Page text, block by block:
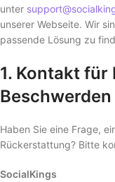
unter
unserer Webseite. Wir
passende Lösung zu
1. Kontakt für
Beschwerden
Haben Sie eine Frage,
Rückerstattung? Bitte
SocialKings